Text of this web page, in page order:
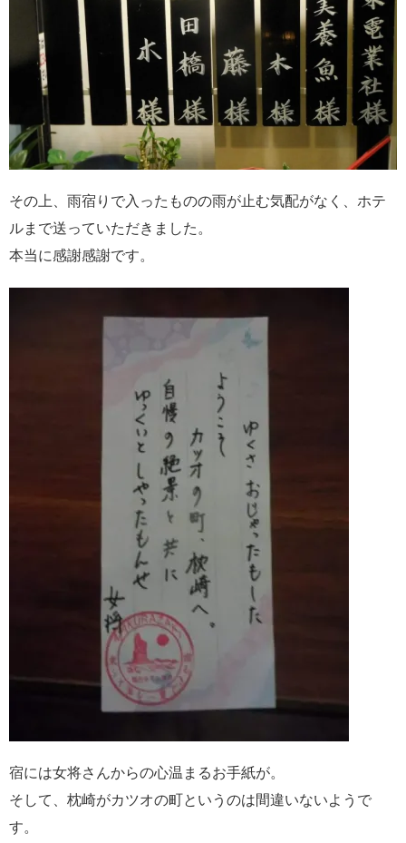
その上、雨宿りで入ったものの雨が止む気配がなく、ホテ
ルまで送っていただきました。
本当に感謝感謝です。
宿には女将さんからの心温まるお手紙が。
そして、枕崎がカツオの町というのは間違いないようで
す。